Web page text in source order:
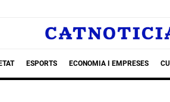
ESPORTS ECONOMIA I EMPRESES